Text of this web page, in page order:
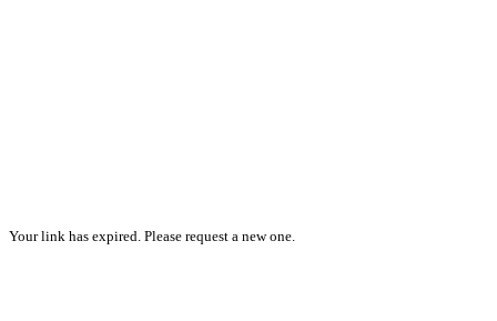
Your link has expired. Please request a new one.